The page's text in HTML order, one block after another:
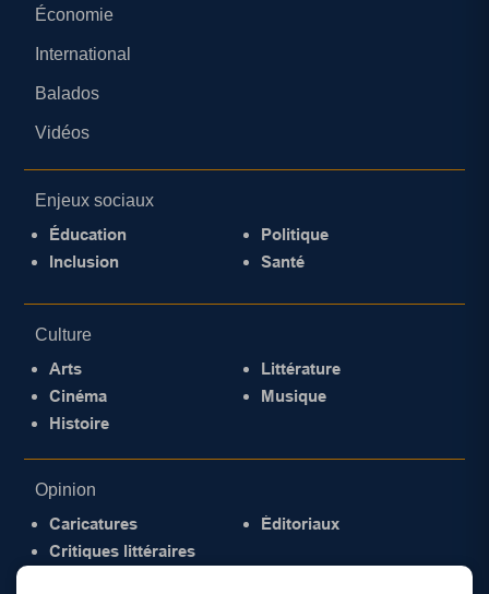
Économie
International
Balados
Vidéos
Enjeux sociaux
Éducation
Inclusion
Politique
Santé
Culture
Arts
Cinéma
Histoire
Littérature
Musique
Opinion
Caricatures
Critiques littéraires
Éditoriaux